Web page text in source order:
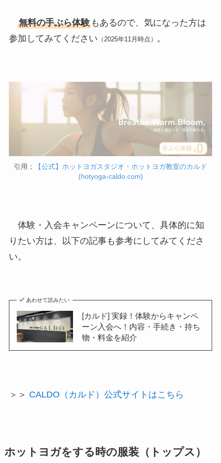
無料の手ぶら体験もあるので、気になった方は
参加してみてください （2025年11月時点） 。
引用；
【公式】ホットヨガスタジオ・ホットヨガ教室のカルド
(hotyoga-caldo.com)
体験・入会キャンペーンについて、具体的に知
りたい方は、以下の記事も参考にしてみてくださ
い。
あわせて読みたい
[カルド] 実録！体験からキャンペ
ーン入会へ！内容・手続き・持ち
物・料金を紹介
＞＞ CALDO（カルド）公式サイトはこちら
ホットヨガをする時の服装（トップス）